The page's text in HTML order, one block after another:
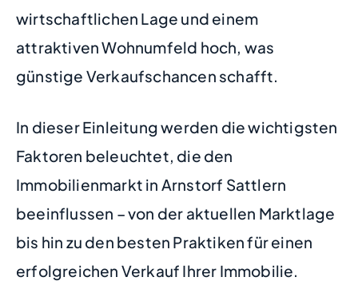
wirtschaftlichen Lage und einem
attraktiven Wohnumfeld hoch, was
günstige Verkaufschancen schafft.
In dieser Einleitung werden die wichtigsten
Faktoren beleuchtet, die den
Immobilienmarkt in Arnstorf Sattlern
beeinflussen – von der aktuellen Marktlage
bis hin zu den besten Praktiken für einen
erfolgreichen Verkauf Ihrer Immobilie.